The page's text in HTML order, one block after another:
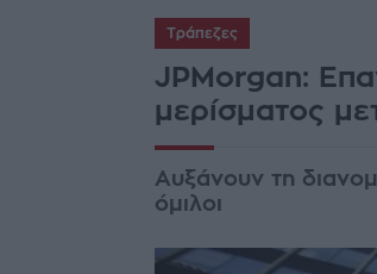
Τράπεζες
JPMorgan:
μερίσματος
Αυξάνουν τη
όμιλοι